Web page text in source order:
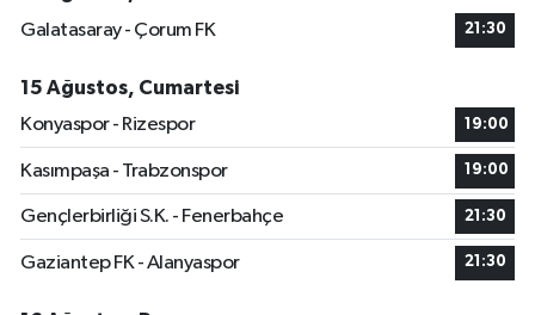
Galatasaray - Çorum FK
21:30
15 Ağustos, Cumartesi
Konyaspor - Rizespor
19:00
Kasımpaşa - Trabzonspor 19:00
Gençlerbirliği S.K. - Fenerbahçe 21:30
Gaziantep FK - Alanyaspor 21:30